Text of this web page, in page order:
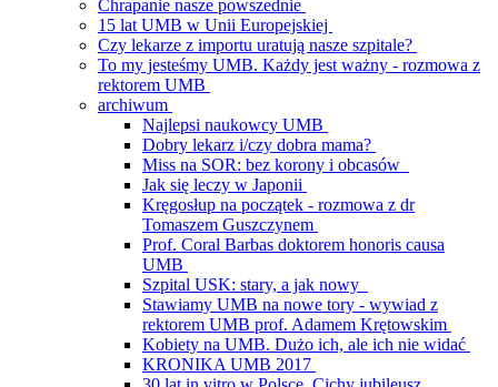
Chrapanie nasze powszednie
15 lat UMB w Unii Europejskiej
Czy lekarze z importu uratują nasze szpitale?
To my jesteśmy UMB. Każdy jest ważny - rozmowa z
rektorem UMB
archiwum
Najlepsi naukowcy UMB
Dobry lekarz i/czy dobra mama?
Miss na SOR: bez korony i obcasów
Jak się leczy w Japonii
Kręgosłup na początek - rozmowa z dr
Tomaszem Guszczynem
Prof. Coral Barbas doktorem honoris causa
UMB
Szpital USK: stary, a jak nowy
Stawiamy UMB na nowe tory - wywiad z
rektorem UMB prof. Adamem Krętowskim
Kobiety na UMB. Dużo ich, ale ich nie widać
KRONIKA UMB 2017